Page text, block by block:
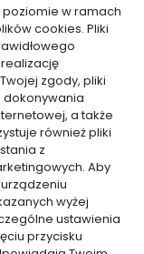
poziomie w ramach
cookies. Pliki
zgody, pliki
dokonywania
a także
również pliki
z
Aby
wyżej
ustawienia
przycisku
swoją
Podziel się